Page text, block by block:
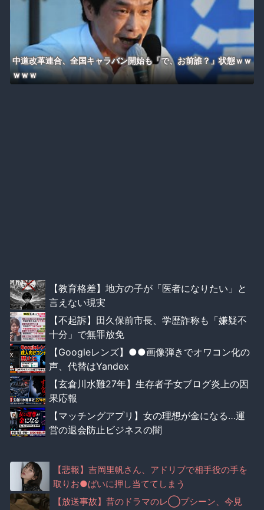
中道改革連合、全国キャラバン開始も「で、お前誰？」状態ｗｗ
ｗｗｗ
【教育格差】地方の子が「医者になりたい」と
言えない現実
【不起訴】田久保前市長、学歴詐称も「嫌疑不
十分」で無罪放免
【Googleレンズ】●●画像弾きでオワコン化の
声、代替はYandex
【玄倉川水難27年】生存者子女ブログ炎上の因
果応報
【マッチングアプリ】女の理想が金になる…運
営の退会防止ビジネスの闇
【悲報】吉岡里帆さん、アドリブで相手役の手を
取りお●ぱいに押し当ててしまう
【放送事故】昔のドラマのレ◯プシーン、今見